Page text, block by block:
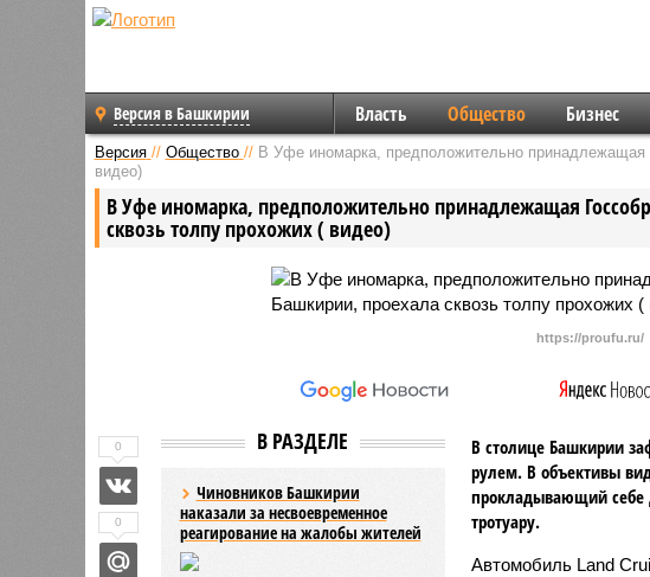
Версия в Башкирии Власть Общество Бизнес
Версия // Общество // В Уфе иномарка, предположительно принадлежащая
видео)
В Уфе иномарка, предположительно принадлежащая
сквозь толпу прохожих ( видео)
https://proufu.ru/
В РАЗДЕЛЕ
Чиновников Башкирии
наказали за несвоевременное
реагирование на жалобы жителей
В столице Башкирии
рулем. В объективы
прокладывающий себе
тротуару.
Автомобиль Land
0
0